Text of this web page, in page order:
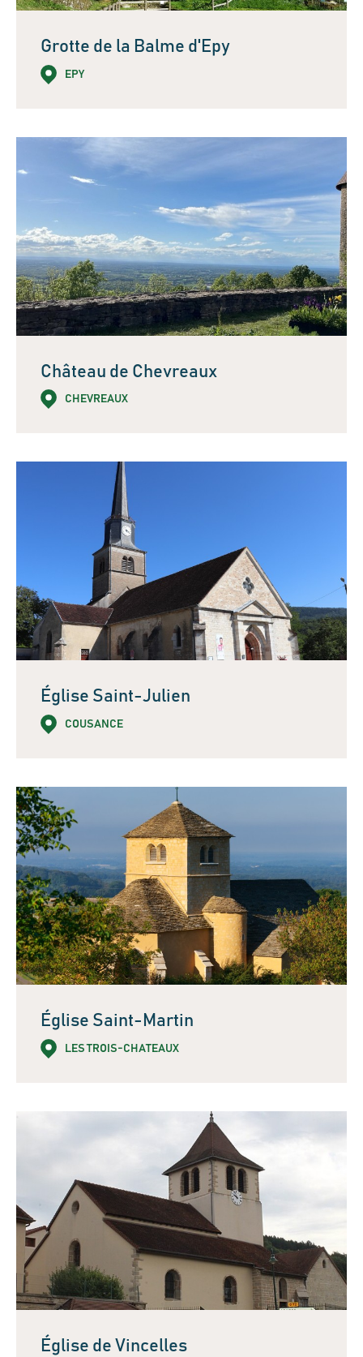
Grotte de la Balme d'Epy
EPY
Château de Chevreaux
CHEVREAUX
Église Saint-Julien
COUSANCE
Église Saint-Martin
LES TROIS-CHATEAUX
Église de Vincelles